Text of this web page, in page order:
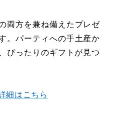
両方を兼ね備えたプレゼ
。パーティへの手土産か
ぴったりのギフトが見つ
細はこちら